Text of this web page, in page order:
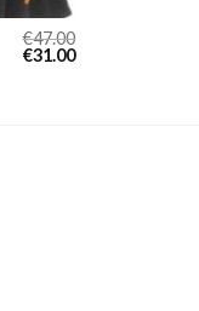
€47.00
€31.00